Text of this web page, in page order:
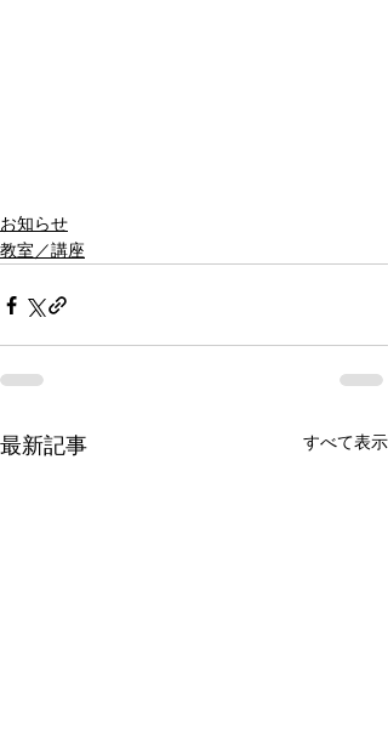
お知らせ
教室／講座
最新記事 すべて表示